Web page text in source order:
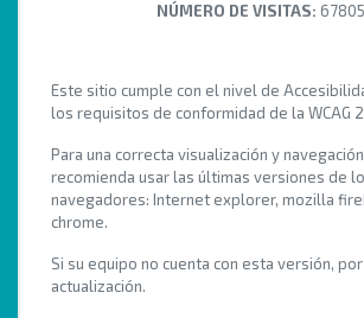
NÚMERO DE VISITAS:
Este sitio cumple con el nivel de
los requisitos de conformidad de la WCAG
Para una correcta visualización y
recomienda usar las últimas versiones de
navegadores: Internet explorer, mozilla
chrome.
Si su equipo no cuenta con esta versión,
actualización.